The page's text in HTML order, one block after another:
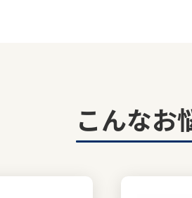
こんなお